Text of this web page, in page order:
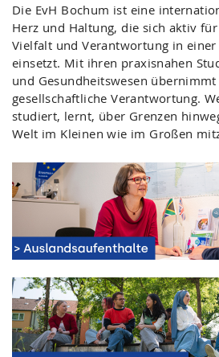
Die EvH Bochum ist eine
Herz und Haltung, die sich aktiv
Vielfalt und Verantwortung in
einsetzt. Mit ihren praxisnahen
und Gesundheitswesen
gesellschaftliche Verantwortung.
studiert, lernt, über Grenzen
Welt im Kleinen wie im Großen